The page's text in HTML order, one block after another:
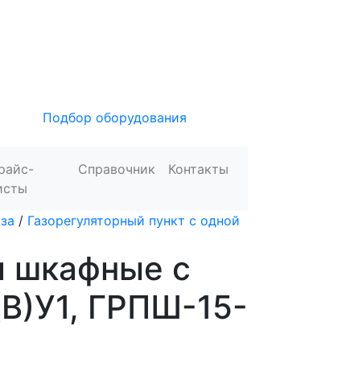
Подбор оборудования
Справочник Контакты
/ Газорегуляторный пункт с одной
шкафные с
ГРПШ-15-